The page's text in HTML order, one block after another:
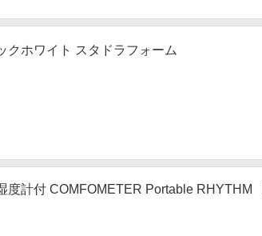
クホワイト スタドラフォーム
度計付 COMFOMETER Portable RHYTHM